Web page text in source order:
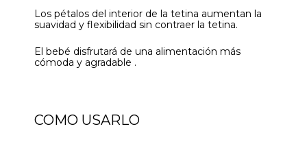
Los pétalos del interior de la tetina aumentan la
suavidad y flexibilidad sin contraer la tetina.
El bebé disfrutará de una alimentación más
cómoda y agradable .
COMO USARLO